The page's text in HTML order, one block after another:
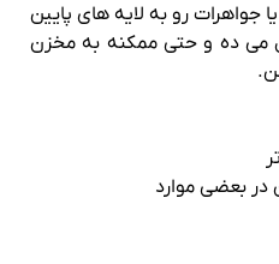
جواهرات رو به لایه‌ های پایین‌
می‌ ده و حتی ممکنه به مخزن